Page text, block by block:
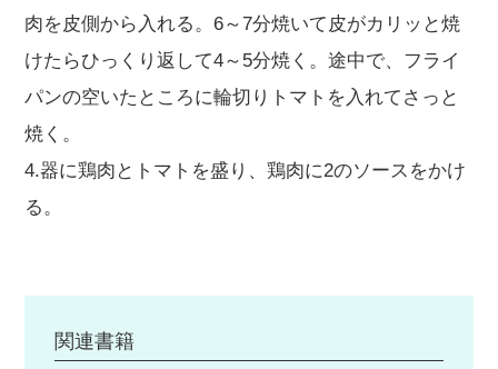
肉を皮側から入れる。6～7分焼いて皮がカリッと焼
けたらひっくり返して4～5分焼く。途中で、フライ
パンの空いたところに輪切りトマトを入れてさっと
焼く。
4.器に鶏肉とトマトを盛り、鶏肉に2のソースをかけ
る。
関連書籍